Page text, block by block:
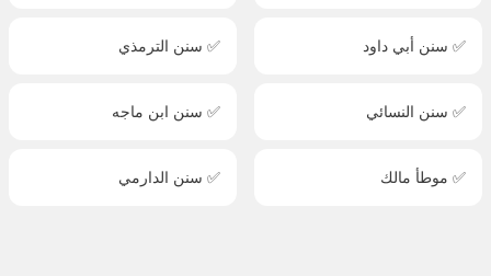
✅ سنن أبي داود ✅ سنن الترمذي
✅ سنن النسائي ✅ سنن ابن ماجه
✅ موطأ مالك ✅ سنن الدارمي